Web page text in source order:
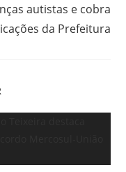
autistas e cobra
da Prefeitura